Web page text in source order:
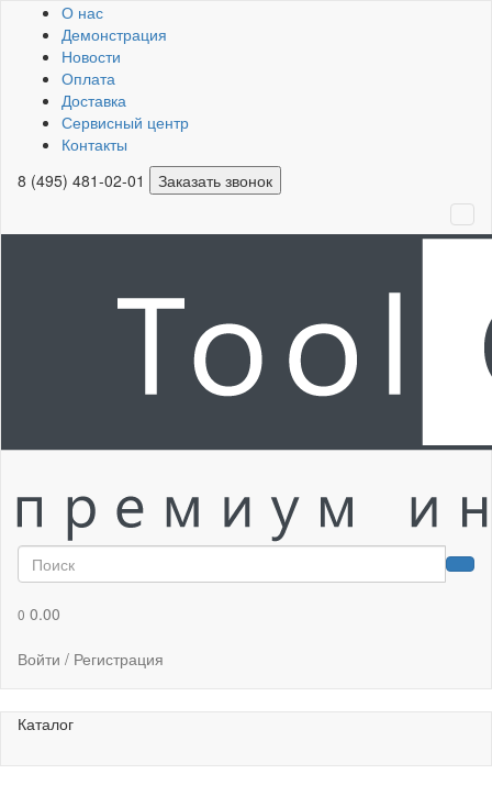
О нас
Демонстрация
Новости
Оплата
Доставка
Сервисный центр
Контакты
8 (495) 481-02-01
Заказать звонок
0 0.00
Войти / Регистрация
Каталог